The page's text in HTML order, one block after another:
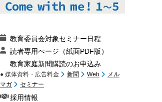
教育委員会対象セミナー日程
読者専用ぺージ（紙面PDF版）
教育家庭新聞購読のお申込み
● 媒体資料・広告料金 新聞 Web
メル
マガ
セミナー
採用情報